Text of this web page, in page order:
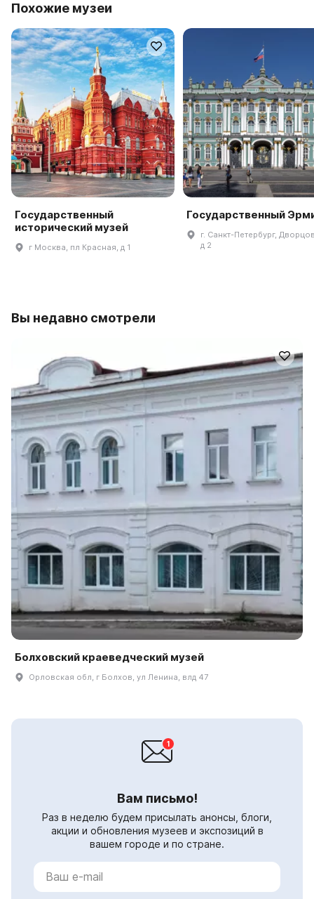
Похожие музеи
Государственный
исторический музей
г Москва, пл Красная, д 1
Государственный
г. Санкт-Петербург,
д 2
Вы недавно смотрели
Болховский краеведческий музей
Орловская обл, г Болхов, ул Ленина, влд 47
Вам письмо!
Раз в неделю будем присылать анонсы, блоги,
акции и обновления музеев и экспозиций в
вашем городе и по стране.